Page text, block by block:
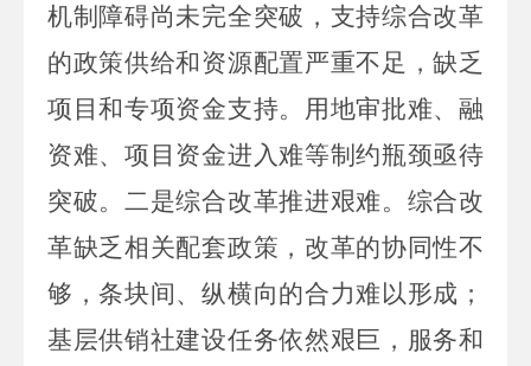
机制障碍尚未完全突破，支持综合改革
的政策供给和资源配置严重不足，缺乏
项目和专项资金支持。用地审批难、融
资难、项目资金进入难等制约瓶颈亟待
突破。二是综合改革推进艰难。综合改
革缺乏相关配套政策，改革的协同性不
够，条块间、纵横向的合力难以形成；
基层供销社建设任务依然艰巨，服务和